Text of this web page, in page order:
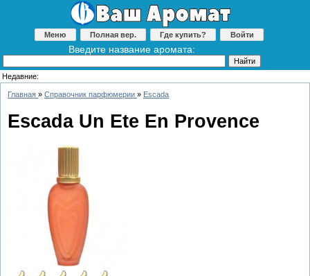
Меню Полная вер. Где купить? Войти
Введите название аромата:
Недавние:
Главная » Справочник парфюмерии » Escada
Escada Un Ete En Provence